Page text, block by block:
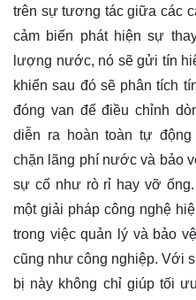
trên sự tương tác giữa các
cảm biến phát hiện sự
lượng nước, nó sẽ gửi tín
khiển sau đó sẽ phân tích
đóng van để điều chỉnh
diễn ra hoàn toàn tự
chặn lãng phí nước và bảo
sự cố như rò rỉ hay vỡ
một giải pháp công nghệ
trong việc quản lý và bảo
cũng như công nghiệp. Với
bị này không chỉ giúp tối